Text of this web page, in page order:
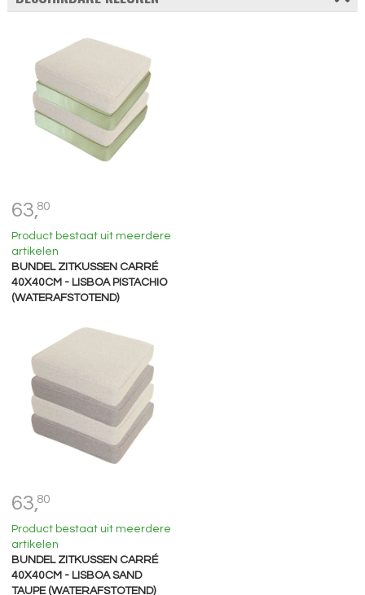
63,80
Product bestaat uit meerdere
artikelen
BUNDEL ZITKUSSEN CARRÉ
40X40CM - LISBOA PISTACHIO
(WATERAFSTOTEND)
63,80
Product bestaat uit meerdere
artikelen
BUNDEL ZITKUSSEN CARRÉ
40X40CM - LISBOA SAND
TAUPE (WATERAFSTOTEND)